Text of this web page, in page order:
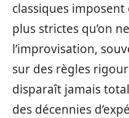
classiques
plus strictes qu’on
l’improvisation,
sur des règles
disparaît jamais
des décennies